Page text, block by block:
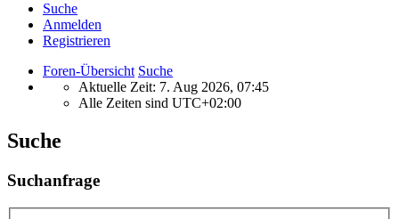
Suche
Anmelden
Registrieren
Foren-Übersicht Suche
Aktuelle Zeit: 7. Aug 2026, 07:45
Alle Zeiten sind UTC+02:00
Suche
Suchanfrage